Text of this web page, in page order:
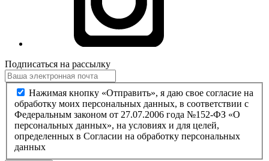
Подписаться на рассылку
Нажимая кнопку «Отправить», я даю свое согласие на
обработку моих персональных данных, в соответствии с
Федеральным законом от 27.07.2006 года №152-ФЗ «О
персональных данных», на условиях и для целей,
определенных в Согласии на обработку персональных
данных